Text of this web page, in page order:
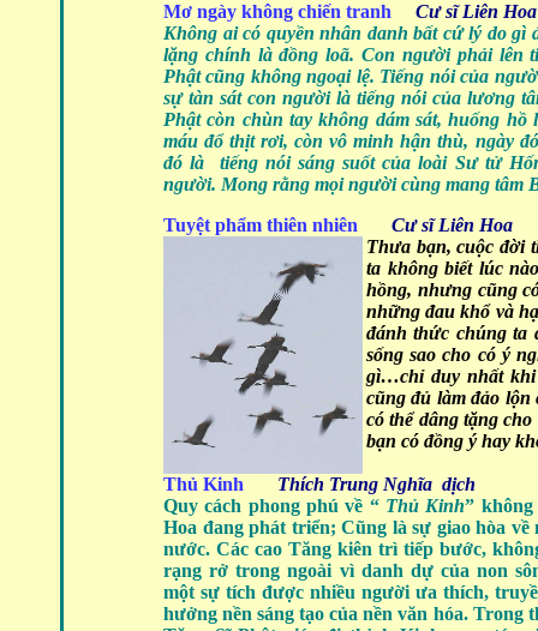
Mơ ngày không chiến tranh Cư sĩ Liên Hoa
Không ai có quyền nhân danh bất cứ lý do gì
lặng chính là đồng loã. Con người phải lên
Phật cũng không ngoại lệ. Tiếng nói của
sự tàn sát con người là tiếng nói của lương
Phật còn chùn tay không dám sát, huống
máu đổ thịt rơi, còn vô minh hận thù, ngày
đó là tiếng nói sáng suốt của loài Sư tử
người. Mong rằng mọi người cùng mang tâm
Tuyệt phẩm thiên nhiên
Cư sĩ Liên Hoa
Thưa bạn, cuộc đời
ta không biết lúc
hồng, nhưng cũng
những đau khổ và
đánh thức chúng ta
sống sao cho có ý
gì…chỉ duy nhất khi
cũng đủ làm đảo lộn
có thể dâng tặng
bạn có đồng ý hay
Thủ Kinh Thích Trung Nghĩa dịch
Quy cách phong phú về “ Thủ Kinh” không
Hoa đang phát triển; Cũng là sự giao hòa về
nước. Các cao Tăng kiên trì tiếp bước,
rạng rở trong ngoài vì danh dự của non
một sự tích được nhiều người ưa thích,
hưởng nền sáng tạo của nền văn hóa. Trong